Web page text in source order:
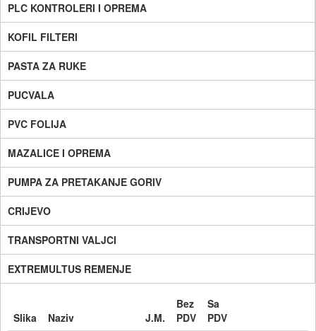
PLC KONTROLERI I OPREMA
KOFIL FILTERI
PASTA ZA RUKE
PUCVALA
PVC FOLIJA
MAZALICE I OPREMA
PUMPA ZA PRETAKANJE GORIV
CRIJEVO
TRANSPORTNI VALJCI
EXTREMULTUS REMENJE
Slika Naziv J.M.
Bez
PDV
Sa
PDV